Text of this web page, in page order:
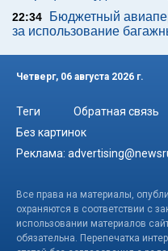
22:34
Бюджетный
за использование
Четверг, 06 августа 2026 г.
Теги Обратная связь
Без картинок
Реклама:
Все права на материалы,
охраняются в соответствии с
использовании материалов
обязательна. Перепечатка